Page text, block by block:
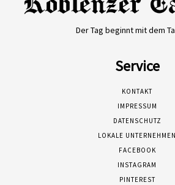
Der Tag beginnt mit dem
Service
KONTAKT
IMPRESSUM
DATENSCHUTZ
LOKALE UNTERNEHMEN
FACEBOOK
INSTAGRAM
PINTEREST